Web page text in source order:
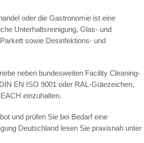
oder die Gastronomie ist eine
Unterhaltsreinigung, Glas- und
sowie Desinfektions- und
neben bundesweiten Facility Cleaning-
EN ISO 9001 oder RAL-Gütezeichen,
einzuhalten.
und prüfen Sie bei Bedarf eine
Deutschland lesen Sie praxisnah unter